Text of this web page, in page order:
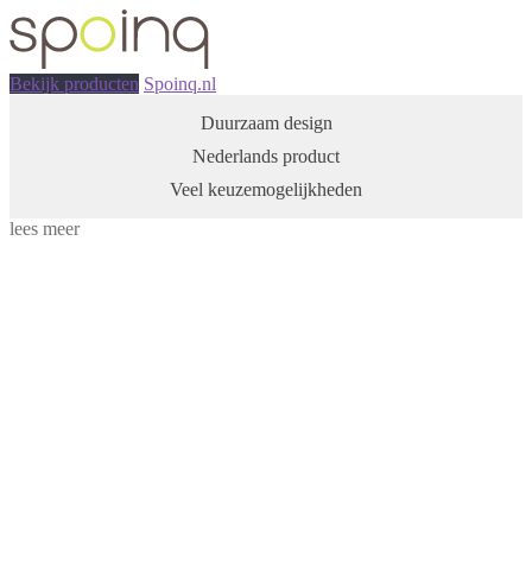
Bekijk producten Spoinq.nl
Duurzaam design
Nederlands product
Veel keuzemogelijkheden
lees meer